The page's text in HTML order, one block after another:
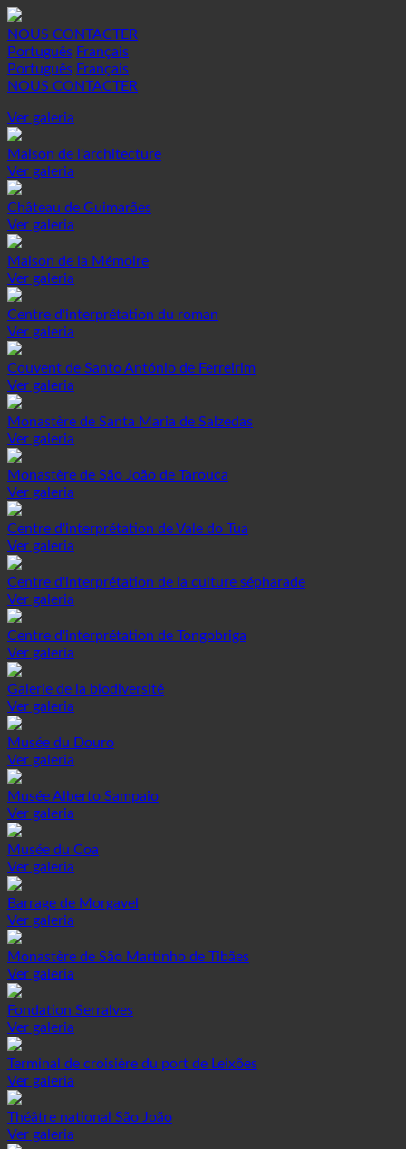
NOUS CONTACTER
Português Français
Português Français
NOUS CONTACTER
Ver galeria
Maison de l'architecture
Ver galeria
Château de Guimarães
Ver galeria
Maison de la Mémoire
Ver galeria
Centre d'interprétation du roman
Ver galeria
Couvent de Santo António de Ferreirim
Ver galeria
Monastère de Santa Maria de Salzedas
Ver galeria
Monastère de São João de Tarouca
Ver galeria
Centre d'interprétation de Vale do Tua
Ver galeria
Centre d'interprétation de la culture sépharade
Ver galeria
Centre d'interprétation de Tongobriga
Ver galeria
Galerie de la biodiversité
Ver galeria
Musée du Douro
Ver galeria
Musée Alberto Sampaio
Ver galeria
Musée du Coa
Ver galeria
Barrage de Morgavel
Ver galeria
Monastère de São Martinho de Tibães
Ver galeria
Fondation Serralves
Ver galeria
Terminal de croisière du port de Leixões
Ver galeria
Théâtre national São João
Ver galeria